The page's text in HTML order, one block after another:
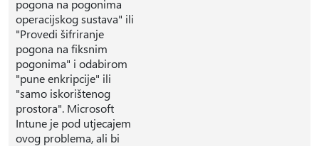
pogona na pogonima
operacijskog sustava" ili
"Provedi šifriranje
pogona na fiksnim
pogonima" i odabirom
"pune enkripcije" ili
"samo iskorištenog
prostora". Microsoft
Intune je pod utjecajem
ovog problema, ali bi